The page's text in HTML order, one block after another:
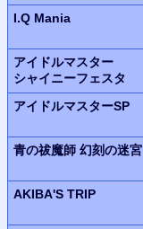
I.Q Mania
アイドルマスター
シャイニーフェスタ
アイドルマスターSP
青の祓魔師 幻刻の迷宮
AKIBA'S TRIP